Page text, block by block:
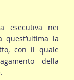
esecutiva nei
quest’ultima la
con il quale
della